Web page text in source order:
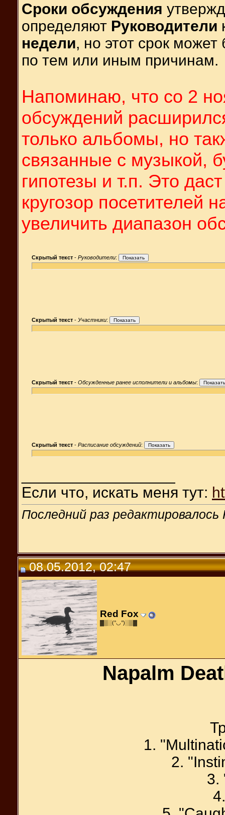
Сроки обсуждения
определяют Руководители
недели, но этот срок
по тем или иным причинам.
Напоминаю, что со 2
обсуждений
только альбомы, но
связанные с музыкой,
гипотезы и т.п. Это
кругозор
увеличить диапазон
Скрытый текст - Руководители:
Скрытый текст - Участники:
Скрытый текст - Обсужденные ранее исполнители и альбомы:
Скрытый текст - Расписание обсуждений:
Если что, искать меня тут:
Последний раз
08.05.2012, 02:47
Red Fox
▓▒░(°◡°)░▒▓
Napalm
1.
2.
3.